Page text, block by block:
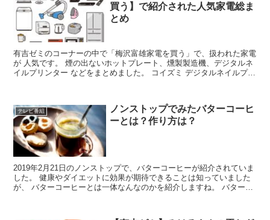
買う】で紹介された人気家電総ま
とめ
有吉ゼミのコーナーの中で「梅沢富雄家電を買う」で、扱われた家電
が 人気です。 煙の出ないホットプレート、燻製製造機、デジタルネ
イルプリンター などをまとめました。 コイズミ デジタルネイルプリ
テレビ番組
ノンストップでみたバターコーヒ
ーとは？作り方は？
2019年2月21日のノンストップで、バターコーヒーが紹介されていま
した。 健康やダイエットに効果が期待できることは知っていました
が、 バターコーヒーとは一体なんなのかを紹介しますね。 バターコ